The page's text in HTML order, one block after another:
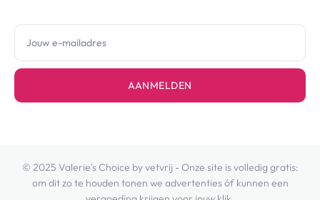
AANMELDEN
© 2025 Valerie's Choice by vetvrij - Onze site is volledig gratis:
om dit zo te houden tonen we advertenties óf kunnen een